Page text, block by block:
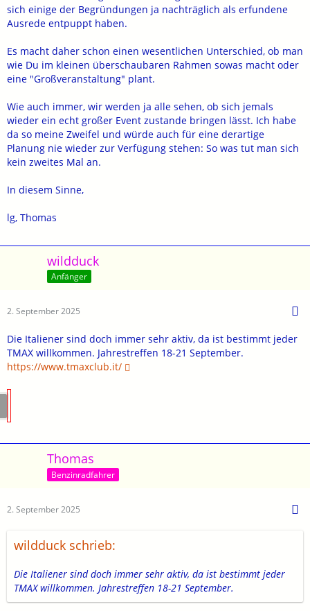
sich einige der Begründungen ja nachträglich als erfundene
Ausrede entpuppt haben.
Es macht daher schon einen wesentlichen Unterschied, ob man
wie Du im kleinen überschaubaren Rahmen sowas macht oder
eine "Großveranstaltung" plant.
Wie auch immer, wir werden ja alle sehen, ob sich jemals
wieder ein echt großer Event zustande bringen lässt. Ich habe
da so meine Zweifel und würde auch für eine derartige
Planung nie wieder zur Verfügung stehen: So was tut man sich
kein zweites Mal an.
In diesem Sinne,
lg, Thomas
wildduck
Anfänger
2. September 2025
Die Italiener sind doch immer sehr aktiv, da ist bestimmt jeder
TMAX willkommen. Jahrestreffen 18-21 September.
https://www.tmaxclub.it/
Thomas
Benzinradfahrer
2. September 2025
wildduck schrieb:
Die Italiener sind doch immer sehr aktiv, da ist bestimmt jeder
TMAX willkommen. Jahrestreffen 18-21 September.